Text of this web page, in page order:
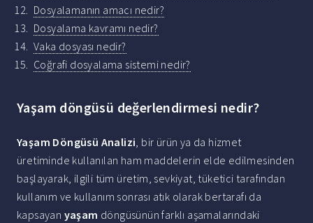
Dosyalamanın amacı nedir?
Dosyalama kavramı nedir?
Vaka dosyası nedir?
Coğrafi dosyalama sistemi nedir?
Yaşam döngüsü değerlendirmesi nedir?
Yaşam Döngüsü Analizi, bir ürün ya da hizmet
üretiminde kullanılan ham maddelerin elde edilmesinden
başlayarak, ilgili tüm üretim, sevkiyat, tüketici tarafından
kullanım ve kullanım sonrası atık olarak bertarafı da
kapsayan yaşam döngüsünün farklı aşamalarındaki